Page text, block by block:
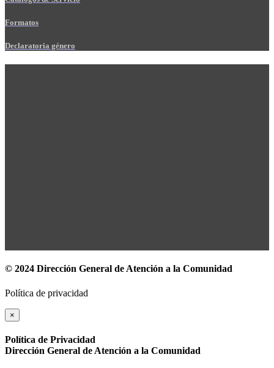
Formatos
Declaratoria género
© 2024 Dirección General de Atención a la Comunidad
Política de privacidad
×
Política de Privacidad
Dirección General de Atención a la Comunidad